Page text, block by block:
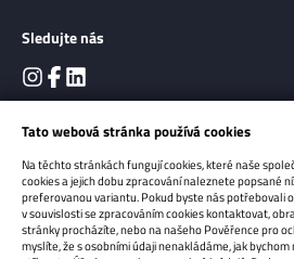
Sledujte nás
Tato webová stránka používá cookies
Na těchto stránkách fungují cookies, které naše
cookies a jejich dobu zpracování naleznete popsané
preferovanou variantu. Pokud byste nás potřebovali
v souvislosti se zpracováním cookies kontaktovat,
stránky procházíte, nebo na našeho Pověřence pro
myslíte, že s osobními údaji nenakládáme, jak